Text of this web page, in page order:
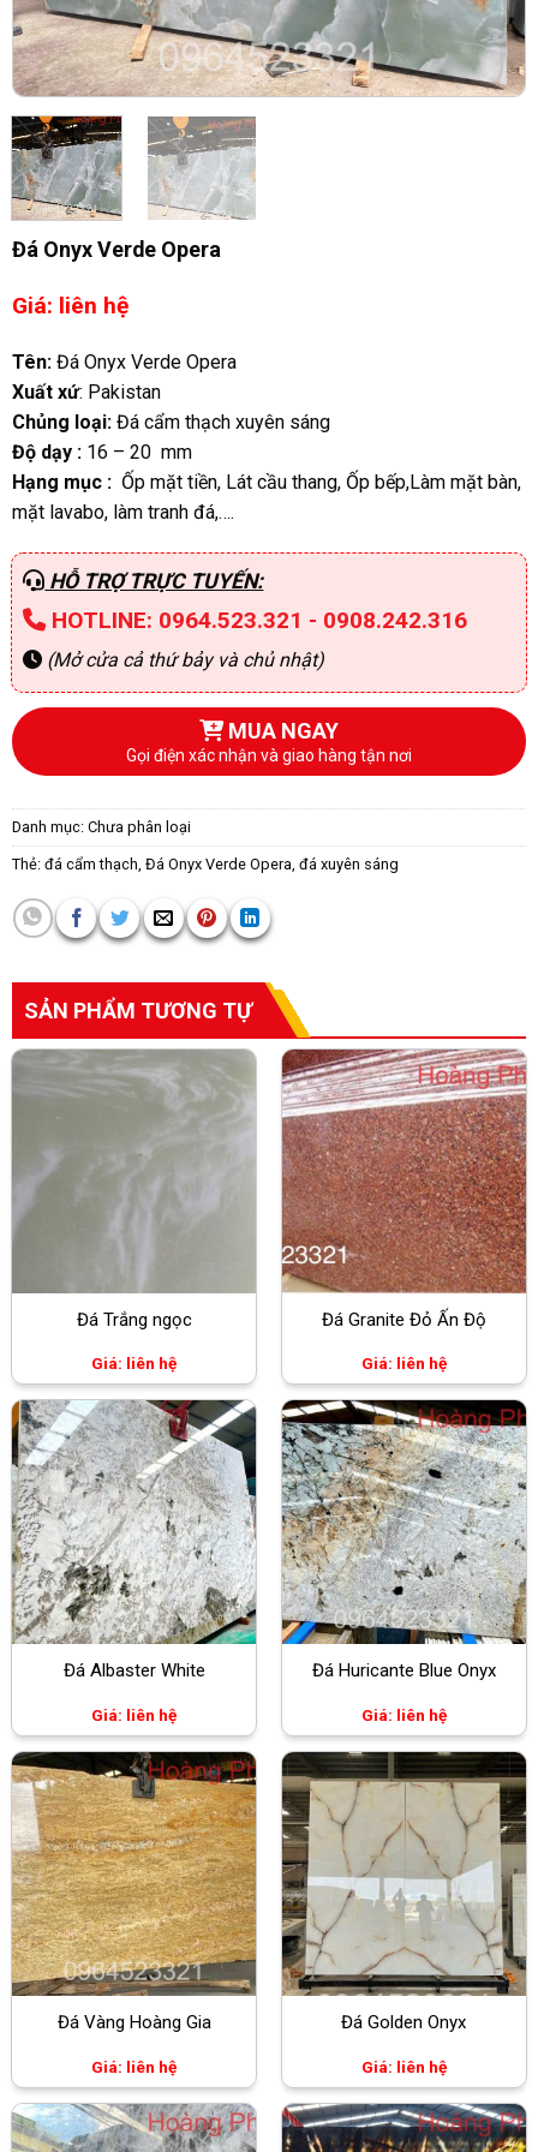
Đá Onyx Verde Opera
Giá: liên hệ
Tên: Đá Onyx Verde Opera
Xuất xứ: Pakistan
Chủng loại:Đá cẩm thạch xuyên sáng
Độ dạy :16 – 20 mm
Hạng mục :Ốp mặt tiền, Lát cầu thang, Ốp bếp,Làm mặt bàn,
mặt lavabo, làm tranh đá,….
HỖ TRỢ TRỰC TUYẾN:
HOTLINE: 0964.523.321 - 0908.242.316
(Mở cửa cả thứ bảy và chủ nhật)
MUA NGAY
Gọi điện xác nhận và giao hàng tận nơi
Danh mục: Chưa phân loại
Thẻ: đá cẩm thạch, Đá Onyx Verde Opera, đá xuyên sáng
SẢN PHẨM TƯƠNG TỰ
Đá Trắng ngọc
Giá: liên hệ
Đá Granite Đỏ Ấn Độ
Giá: liên hệ
Đá Albaster White
Giá: liên hệ
Đá Huricante Blue Onyx
Giá: liên hệ
Đá Vàng Hoàng Gia
Giá: liên hệ
Đá Golden Onyx
Giá: liên hệ